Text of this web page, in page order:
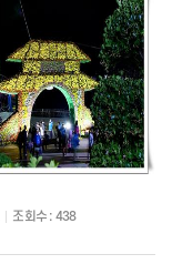
조회수 : 438